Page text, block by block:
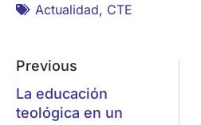
La educación
escenario de
perpejlidad